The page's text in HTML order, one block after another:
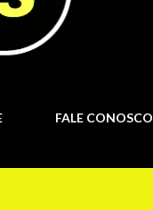
FALE CONOSCO